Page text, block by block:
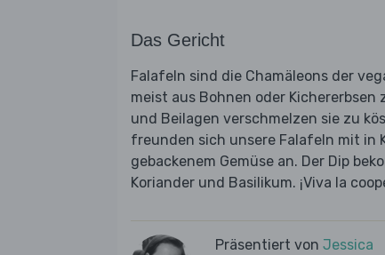
Das Gericht
Falafeln sind die Chamäleons der
meist aus Bohnen oder
und Beilagen verschmelzen sie zu
freunden sich unsere Falafeln mit in
gebackenem Gemüse an. Der Dip
Koriander und Basilikum. ¡Viva la
Präsentiert von Jessica